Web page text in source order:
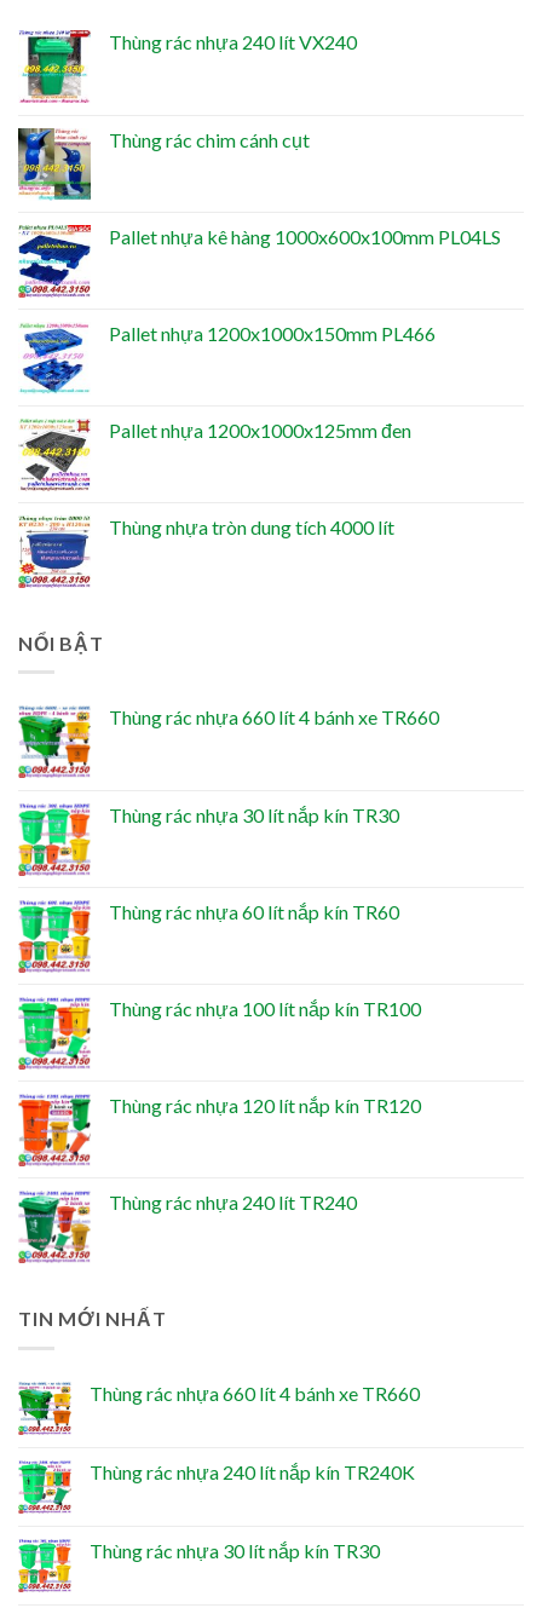
Thùng rác nhựa 240 lít VX240
Thùng rác chim cánh cụt
Pallet nhựa kê hàng 1000x600x100mm PL04LS
Pallet nhựa 1200x1000x150mm PL466
Pallet nhựa 1200x1000x125mm đen
Thùng nhựa tròn dung tích 4000 lít
NỔI BẬT
Thùng rác nhựa 660 lít 4 bánh xe TR660
Thùng rác nhựa 30 lít nắp kín TR30
Thùng rác nhựa 60 lít nắp kín TR60
Thùng rác nhựa 100 lít nắp kín TR100
Thùng rác nhựa 120 lít nắp kín TR120
Thùng rác nhựa 240 lít TR240
TIN MỚI NHẤT
Thùng rác nhựa 660 lít 4 bánh xe TR660
Thùng rác nhựa 240 lít nắp kín TR240K
Thùng rác nhựa 30 lít nắp kín TR30